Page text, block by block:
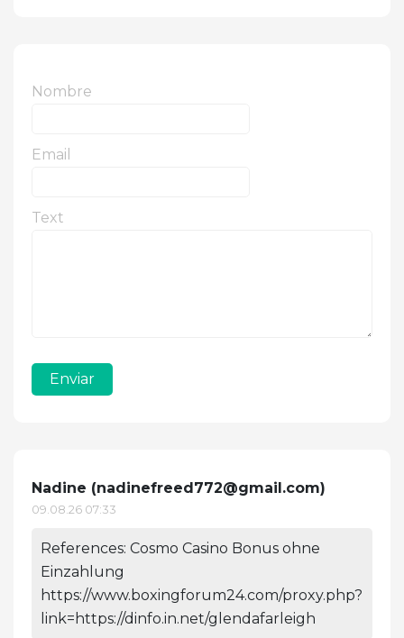
Nombre
Email
Text
Enviar
Nadine (nadinefreed772@gmail.com)
09.08.26 07:33
References: Cosmo Casino Bonus ohne
Einzahlung
https://www.boxingforum24.com/proxy.php?
link=https://dinfo.in.net/glendafarleigh